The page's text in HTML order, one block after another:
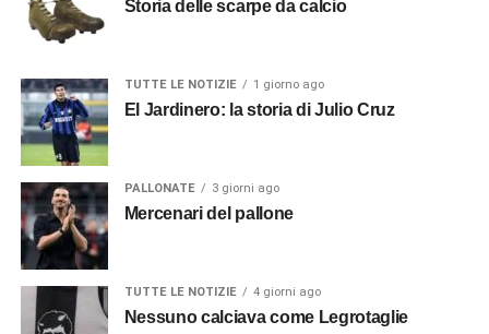
Storia delle scarpe da calcio
TUTTE LE NOTIZIE 1 giorno ago
El Jardinero: la storia di Julio Cruz
PALLONATE 3 giorni ago
Mercenari del pallone
TUTTE LE NOTIZIE 4 giorni ago
Nessuno calciava come Legrotaglie